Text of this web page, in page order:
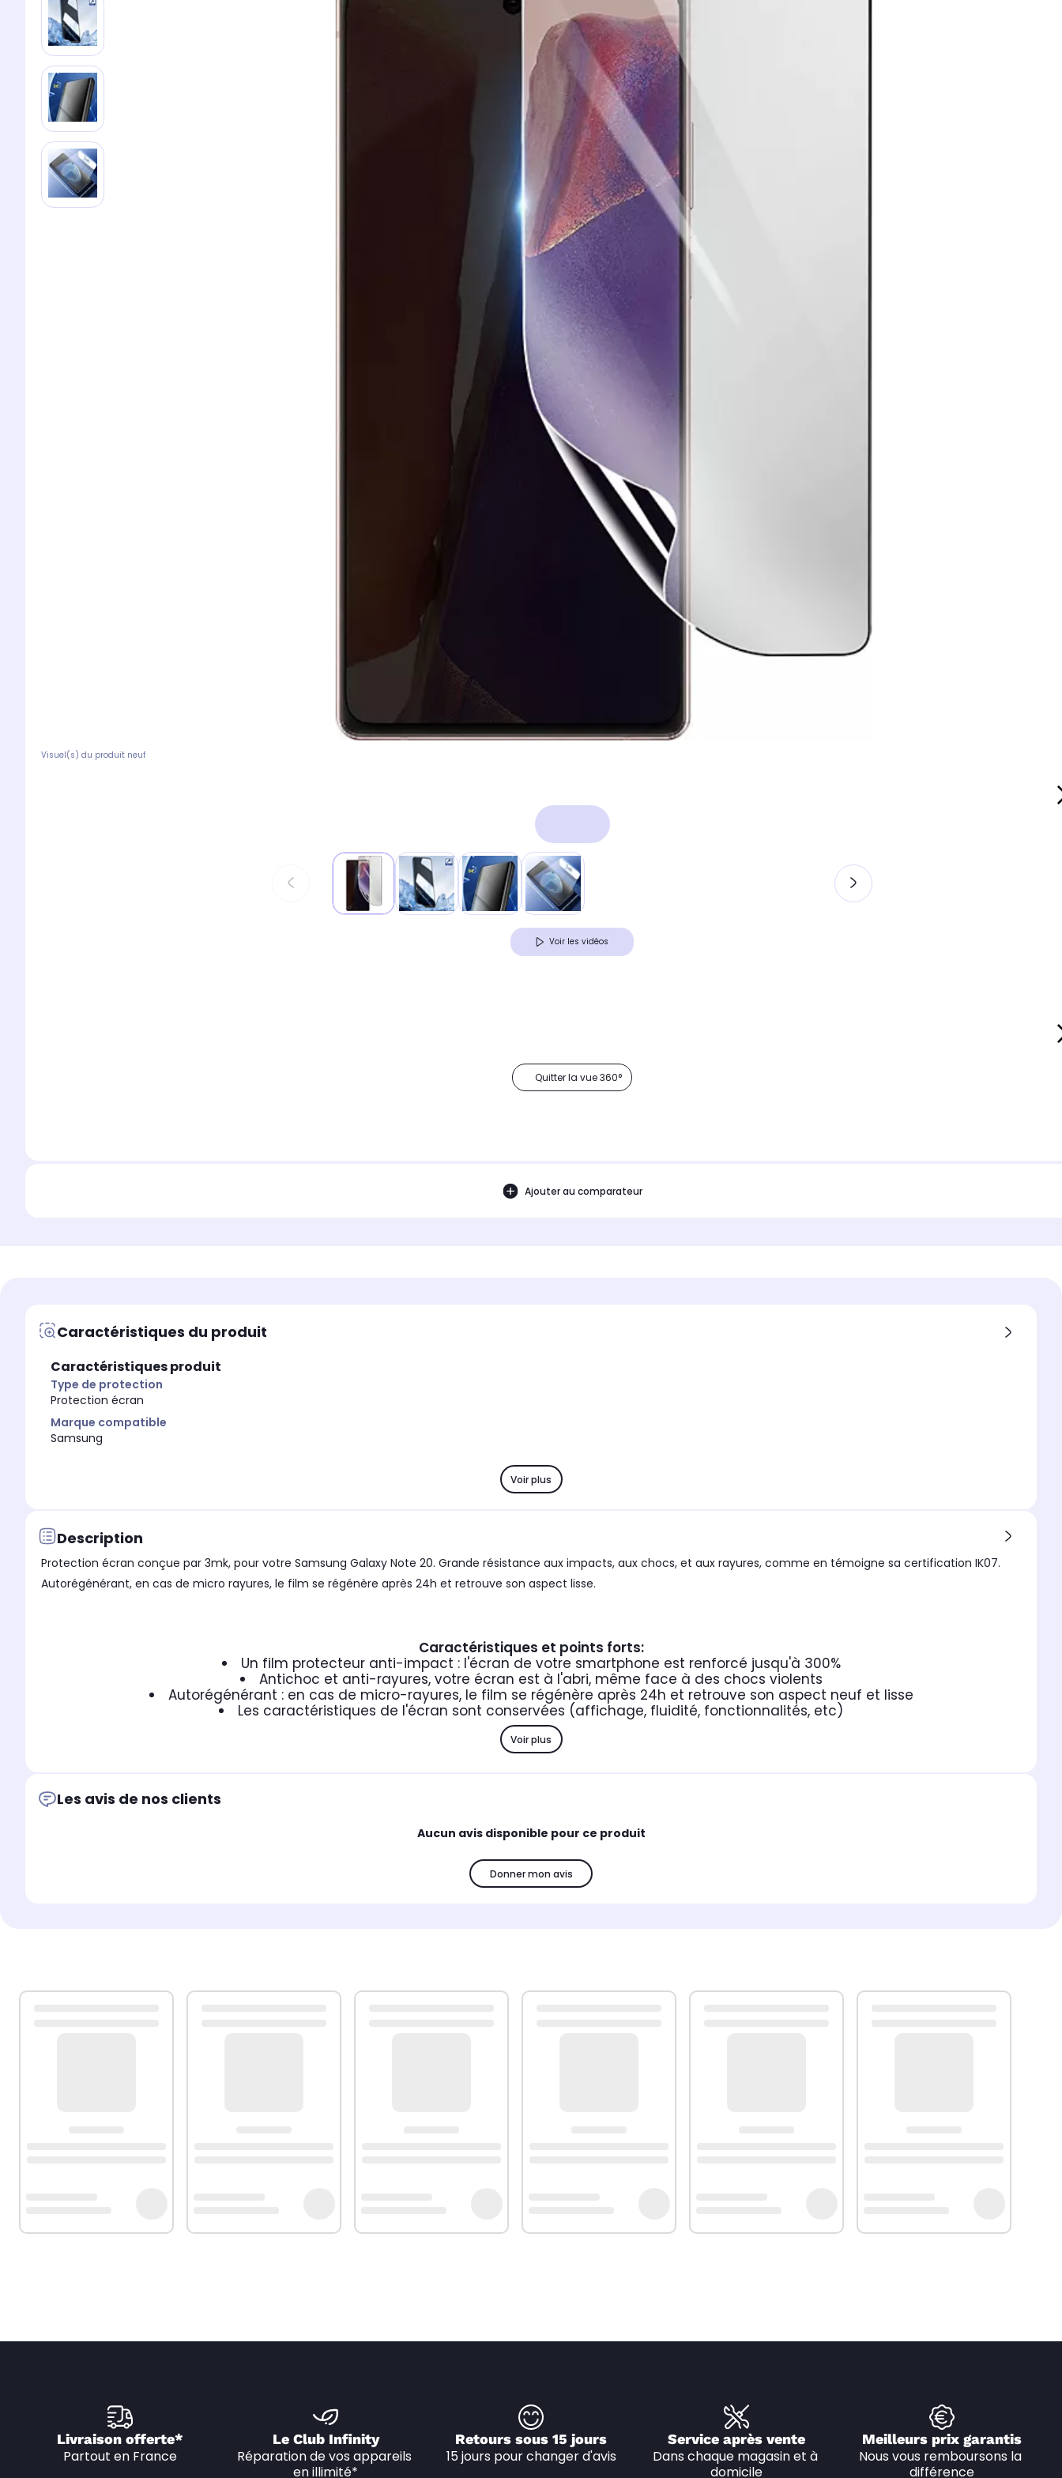
Visuel(s) du produit neuf
Voir les vidéos
Quitter la vue 360°
Ajouter au comparateur
Caractéristiques du produit
Caractéristiques produit
Type de protection
Protection écran
Marque compatible
Samsung
Voir plus
Description
Protection écran conçue par 3mk, pour votre Samsung Galaxy Note 20. Grande résistance aux impacts, aux chocs, et aux rayures, comme en témoigne sa certification IK07.
Autorégénérant, en cas de micro rayures, le film se régénère après 24h et retrouve son aspect lisse.
Caractéristiques et points forts:
Un film protecteur anti-impact : l'écran de votre smartphone est renforcé jusqu'à 300%
Antichoc et anti-rayures, votre écran est à l'abri, même face à des chocs violents
Autorégénérant : en cas de micro-rayures, le film se régénère après 24h et retrouve son aspect neuf et lisse
Les caractéristiques de l'écran sont conservées (affichage, fluidité, fonctionnalités, etc)
Voir plus
Les avis de nos clients
Aucun avis disponible pour ce produit
Donner mon avis
Livraison offerte*
Partout en France
Le Club Infinity
Réparation de vos appareils
en illimité*
Retours sous 15 jours
15 jours pour changer d'avis
Service après vente
Dans chaque magasin et à
domicile
Meilleurs prix garantis
Nous vous remboursons la
différence